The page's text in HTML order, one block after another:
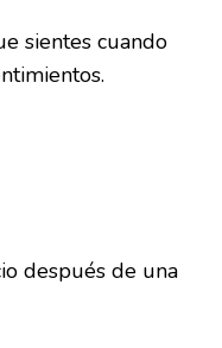
cuando
después de una